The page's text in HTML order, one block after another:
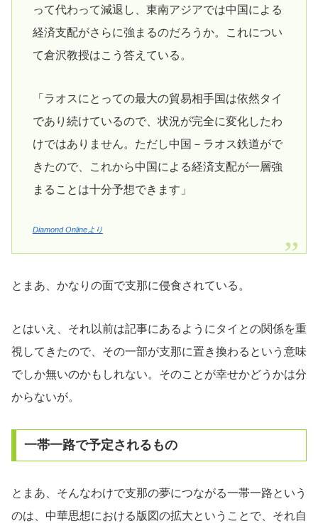
って代わって減退し、東南アジアでは中国による
経済支配がさらに強まるのだろうか。これについ
て倉沢教授はこう答えている。
「ラオスにとっての最大の貿易相手国は依然タイ
であり続けているので、状況が完全に変化したわ
けではありません。ただし中国－ラオス鉄道がで
きたので、これから中国による経済支配が一層強
まることは十分予想できます」
Diamond Onlineより
とまあ、かなりの面で支那に侵食されている。
とはいえ、それ以前は記事にあるようにタイとの関係を重
視してきたので、その一部が支那に置き換わるという意味
でしか無いのかもしれない。そのことが幸せかどうかは分
からないが。
一帯一路で予定されるもの
とまあ、そんなわけで支那の夢につながる一帯一路という
のは、中華思想における版図の拡大ということで、それ自